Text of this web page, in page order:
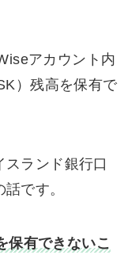
アカウント内
）残高を保有で
ランド銀行口
です。
保有できないこ